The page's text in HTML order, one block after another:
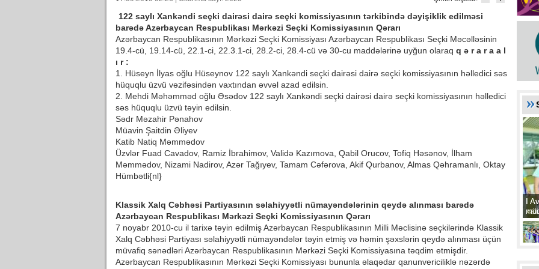
122 saylı Xankəndi seçki dairəsi dairə seçki komissiyasının tərkibində dəyişiklik edilməsi
barədə Azərbaycan Respublikası Mərkəzi Seçki Komissiyasının Qərarı
Azərbaycan Respublikasının Mərkəzi Seçki Komissiyası Azərbaycan Respublikası Seçki Məcəlləsinin
19.4-cü, 19.14-cü, 22.1-ci, 22.3.1-ci, 28.2-ci, 28.4-cü və 30-cu maddələrinə uyğun olaraq q ə r a r a a l
ı r :
1. Hüseyn İlyas oğlu Hüseynov 122 saylı Xankəndi seçki dairəsi dairə seçki komissiyasının həlledici səs
hüquqlu üzvü vəzifəsindən vaxtından əvvəl azad edilsin.
2. Mehdi Məhəmməd oğlu Əsədov 122 saylı Xankəndi seçki dairəsi dairə seçki komissiyasının həlledici
səs hüquqlu üzvü təyin edilsin.
Sədr Məzahir Pənahov
Müavin Şaitdin Əliyev
Katib Natiq Məmmədov
Üzvlər Fuad Cavadov, Ramiz İbrahimov, Validə Kazımova, Qabil Orucov, Tofiq Həsənov, İlham
Məmmədov, Nizami Nadirov, Azər Tağıyev, Tamam Cəfərova, Akif Qurbanov, Almas Qəhramanlı, Oktay
Hümbətli{nl}
Klassik Xalq Cəbhəsi Partiyasının səlahiyyətli nümayəndələrinin qeydə alınması barədə
Azərbaycan Respublikası Mərkəzi Seçki Komissiyasının Qərarı
7 noyabr 2010-cu il tarixə təyin edilmiş Azərbaycan Respublikasının Milli Məclisinə seçkilərində Klassik
Xalq Cəbhəsi Partiyası səlahiyyətli nümayəndələr təyin etmiş və həmin şəxslərin qeydə alınması üçün
müvafiq sənədləri Azərbaycan Respublikasının Mərkəzi Seçki Komissiyasına təqdim etmişdir.
Azərbaycan Respublikasının Mərkəzi Seçki Komissiyası bununla əlaqədar qanunvericiliklə nəzərdə
II